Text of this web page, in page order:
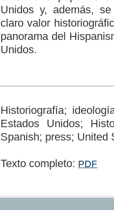
Unidos y, además,
claro valor
panorama del
Unidos.
Historiografía;
Estados Unidos;
Spanish; press; United
Texto completo: PDF